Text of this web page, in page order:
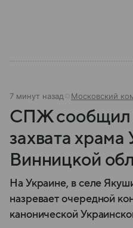
7 минут назад Московский
СПЖ сообщил
захвата
Винницкой
На Украине, в селе
назревает очередной
канонической